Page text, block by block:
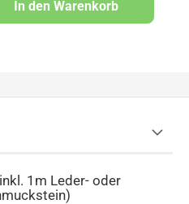
In den Warenkorb
1m Leder- oder